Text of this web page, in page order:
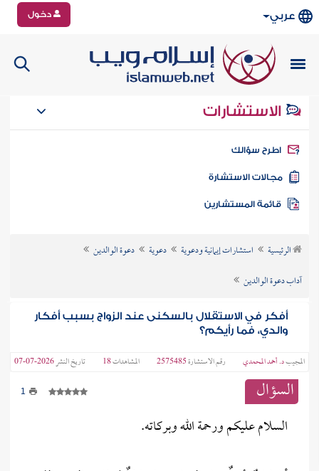
عربي دخول
الاستشارات
سؤالك
الاستشارة
الرئيسية استشارات إيمانية ودعوية دعوية
دعوة الوالدين
آداب دعوة الوالدين
أفكر في الاستقلال بالسكنى عند الزواج بسبب أفكار
والدي، فما رأيكم؟
المجيبد. أحمد المحمدي رقم الاستشارة2575485 المشاهدات18 تاريخ النشر2026-07-07
السؤال 1
السلام عليكم ورحمة الله وبركاته.